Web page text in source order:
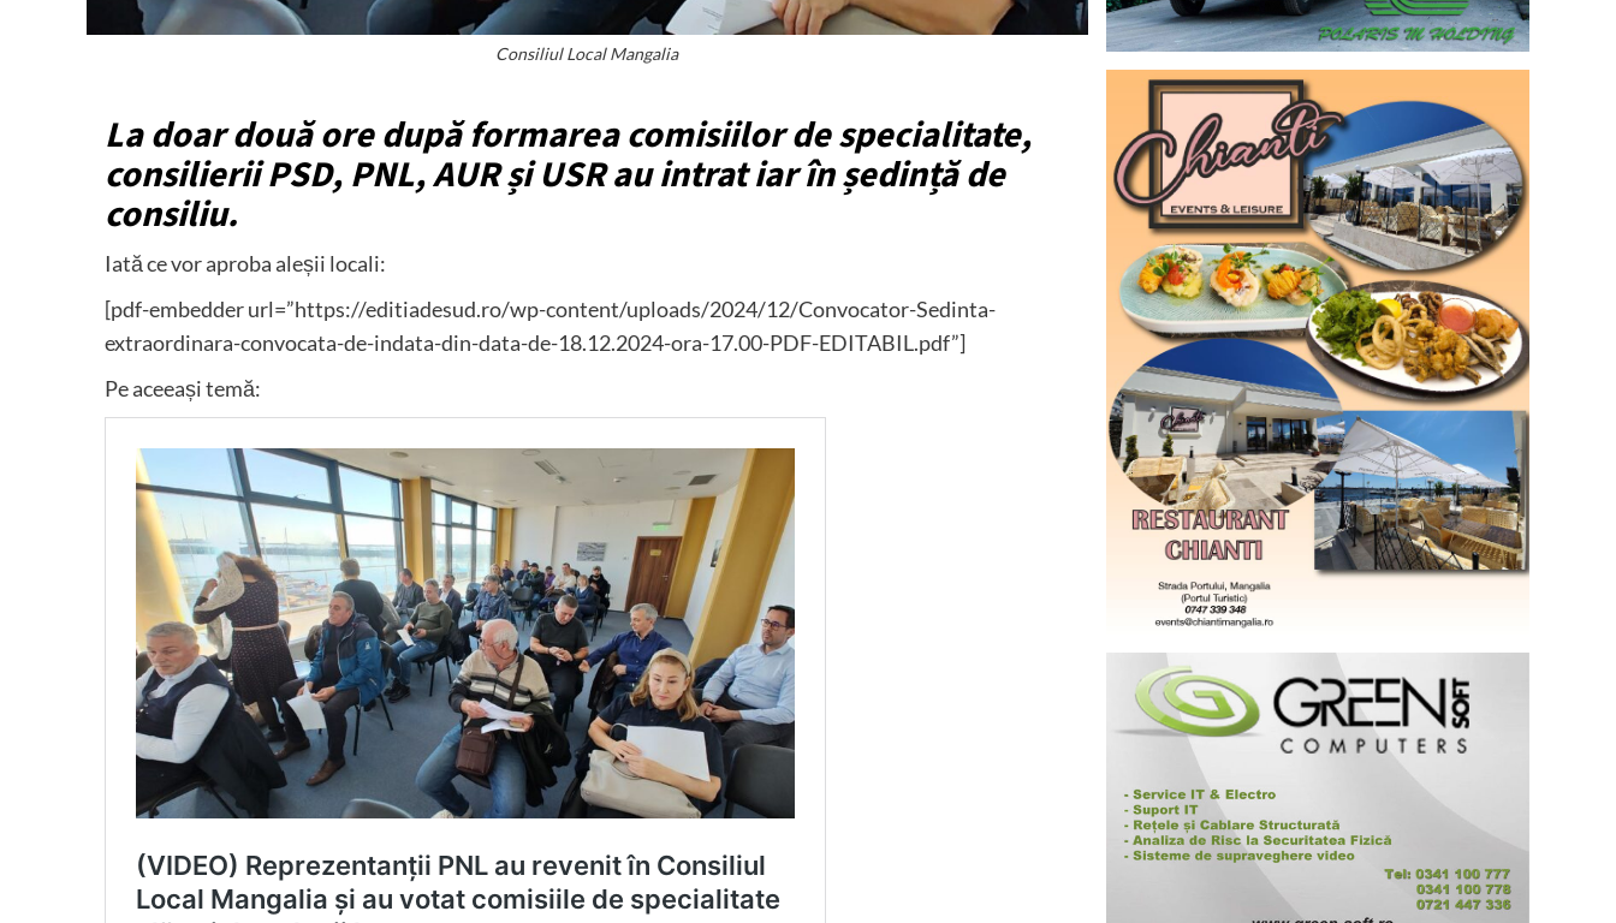
Consiliul Local Mangalia
La doar două ore după formarea comisiilor de specialitate,
consilierii PSD, PNL, AUR și USR au intrat iar în ședință de
consiliu.
Iată ce vor aproba aleșii locali:
[pdf-embedder url=”https://editiadesud.ro/wp-content/uploads/2024/12/Convocator-Sedinta-
extraordinara-convocata-de-indata-din-data-de-18.12.2024-ora-17.00-PDF-EDITABIL.pdf”]
Pe aceeași temă: